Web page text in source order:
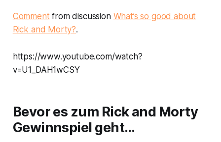
Comment from discussion What’s so good about
Rick and Morty?.
https://www.youtube.com/watch?
v=U1_DAH1wCSY
Bevor es zum Rick and Morty
Gewinnspiel geht…